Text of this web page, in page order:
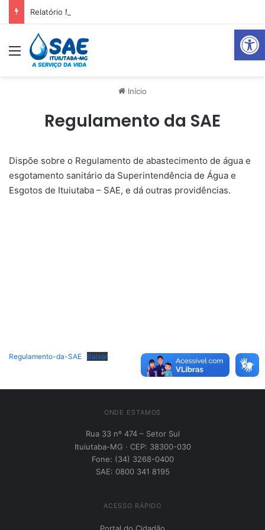
Abrir
Relatório Mensal Janeiro – Qualidade da Água Tratada
Menu
Início
Regulamento da SAE
Dispõe sobre o Regulamento de abastecimento de água e
esgotamento sanitário da Superintendência de Água e
Esgotos de Ituiutaba – SAE, e dá outras providências.
Regulamento-da-SAE Baixar
ONDE ESTAMOS
Rua 33 nº 474 – Setor Sul
Ituiutaba-MG · CEP: 38300-030
Fone: (34) 3268-0400
SAE: 0800 341 8195
ACESSO RÁPIDO